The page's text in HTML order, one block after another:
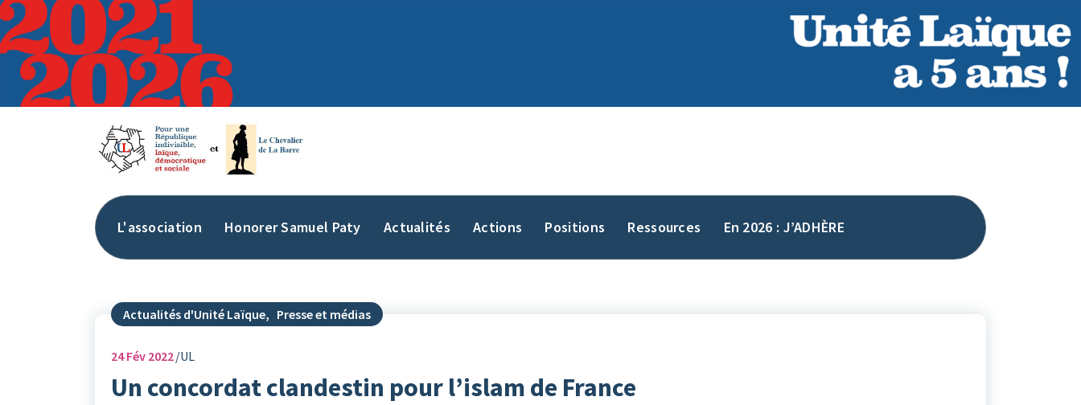
Aller
au
contenu
L'association Honorer Samuel Paty Actualités Actions Positions Ressources En 2026 : J’ADHÈRE
Actualités d'Unité Laïque, Presse et médias
24Fév 2022 UL
Un concordat clandestin pour l’islam de France